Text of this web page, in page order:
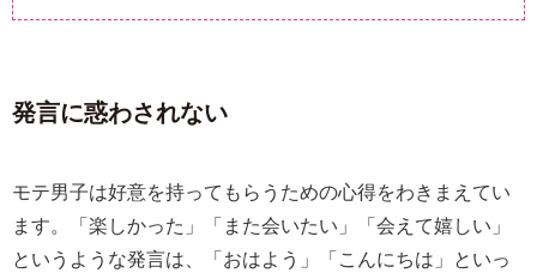
発言に惑わされない
モテ男子は好意を持ってもらうための心得をわきまえてい
ます。「楽しかった」「また会いたい」「会えて嬉しい」
というような発言は、「おはよう」「こんにちは」といっ